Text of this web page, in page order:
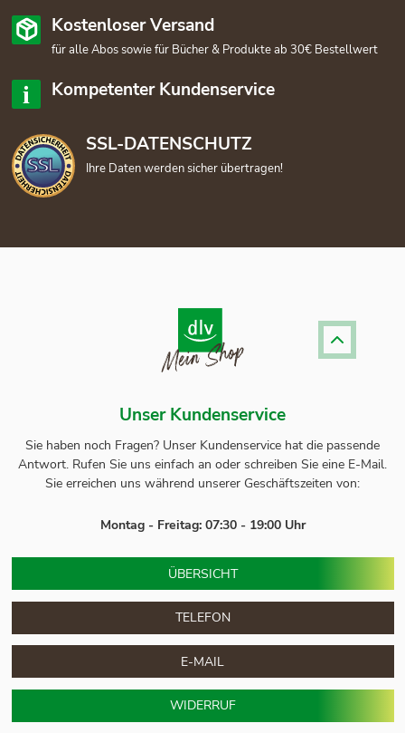
Kostenloser Versand
für alle Abos sowie für Bücher & Produkte ab 30€ Bestellwert
Kompetenter Kundenservice
SSL-DATENSCHUTZ
Ihre Daten werden sicher übertragen!
Unser Kundenservice
Sie haben noch Fragen? Unser Kundenservice hat die passende
Antwort. Rufen Sie uns einfach an oder schreiben Sie eine E-Mail.
Sie erreichen uns während unserer Geschäftszeiten von:
Montag - Freitag: 07:30 - 19:00 Uhr
ÜBERSICHT
TELEFON
E-MAIL
WIDERRUF